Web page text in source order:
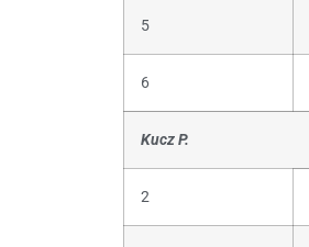
5
6
Kucz P.
2